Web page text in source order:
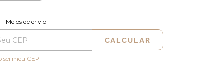
para o CEP:
Meios de envio
CALCULAR
sei meu CEP